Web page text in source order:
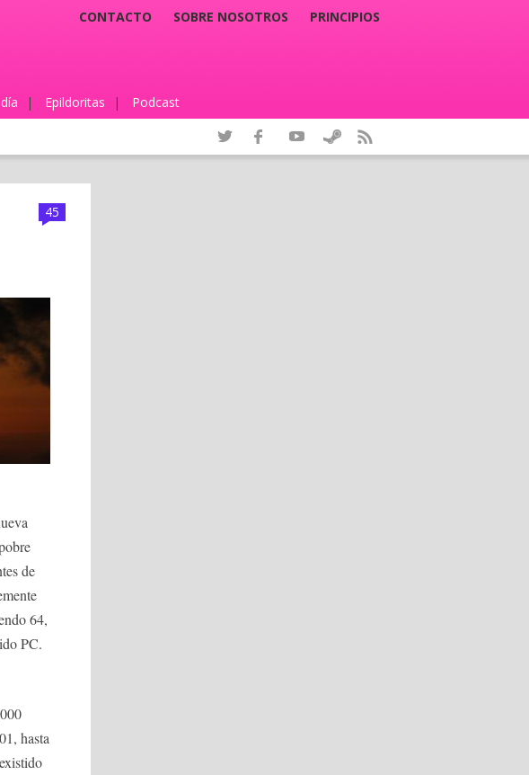
CONTACTO SOBRE NOSOTROS PRINCIPIOS
| Epildoritas | Podcast
45
de
64,
PC.
hasta